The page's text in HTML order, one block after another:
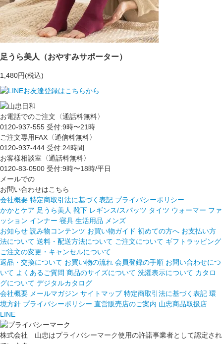
足うら美人（おやすみサポーター）
1,480円(税込)
お電話でのご注文〈通話料無料〉
0120-937-555 受付:9時〜21時
ご注文専用FAX〈通信料無料〉
0120-937-444 受付:24時間
お客様相談室〈通話料無料〉
0120-83-0500 受付:9時〜18時/平日
メールでの
お問い合わせはこちら
会社概要 特定商取引法に基づく表記 プライバシーポリシー
かかとケア 足うら美人 靴下 レギンス/スパッツ タイツ ウォーマー ファ
ッション インナー 寝具 生活用品 メンズ
お知らせ 読み物コンテンツ お買い物ガイド 初めての方へ お支払い方
法について 送料・配送方法について ご注文について ギフトラッピング
ご注文の変更・キャンセルについて
返品・交換について お買い物の流れ 会員登録の手順 お問い合わせにつ
いて よくあるご質問 商品のサイズについて 洗濯表示について カタロ
グについて デジタルカタログ
会社概要 メールマガジン サイトマップ 特定商取引法に基づく表記 環
境方針 プライバシーポリシー 直営販売店のご案内 山忠商品取扱店
LINE
株式会社 山忠はプライバシーマーク使用の許諾事業者として認定され